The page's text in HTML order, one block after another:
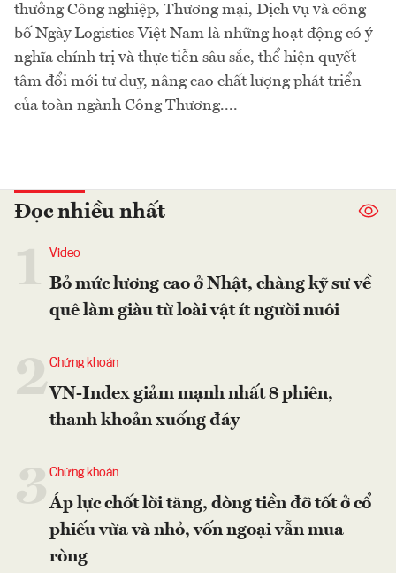
thưởng Công nghiệp, Thương mại, Dịch vụ và công
bố Ngày Logistics Việt Nam là những hoạt động có ý
nghĩa chính trị và thực tiễn sâu sắc, thể hiện quyết
tâm đổi mới tư duy, nâng cao chất lượng phát triển
của toàn ngành Công Thương....
Đọc nhiều nhất
Video
Bỏ mức lương cao ở Nhật, chàng kỹ sư về
quê làm giàu từ loài vật ít người nuôi
2Chứng khoán
VN-Index giảm mạnh nhất 8 phiên,
thanh khoản xuống đáy
Chứng khoán
Áp lực chốt lời tăng, dòng tiền đỡ tốt ở cổ
phiếu vừa và nhỏ, vốn ngoại vẫn mua
ròng